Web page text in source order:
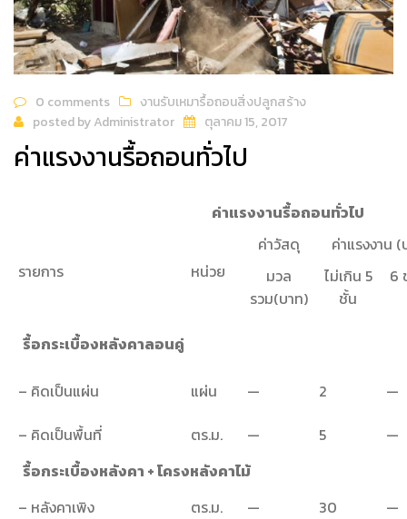
0 comments
งานรับเหมารื้อถอนสิ่งปลูกสร้าง
posted byAdministrator ตุลาคม 15, 2017
ค่าแรงงานรื้อถอนทั่วไป
ค่าแรงงานรื้อถอนทั่วไป
รายการ หน่วย
ค่าวัสดุ
ค่าแรงงาน (
มวล
รวม(บาท)
ไม่เกิน 5
ชั้น
6
รื้อกระเบื้องหลังคาลอนคู่
– คิดเป็นแผ่น แผ่น — 2
—
– คิดเป็นพื้นที่
ตร.ม. — 5
—
รื้อกระเบื้องหลังคา + โครงหลังคาไม้
– หลังคาเพิง
ตร.ม. — 30
—